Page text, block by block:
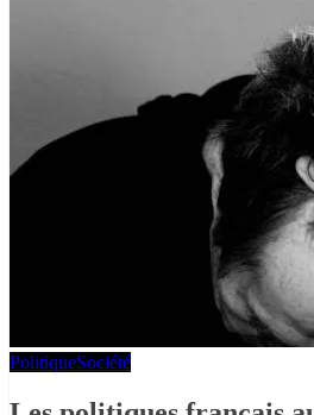
PolitiqueSociété